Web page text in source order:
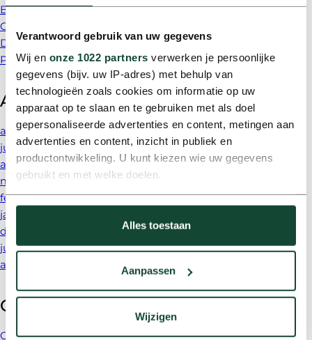
Verantwoord gebruik van uw gegevens
Wij en onze 1022 partners verwerken je persoonlijke
gegevens (bijv. uw IP-adres) met behulp van
technologieën zoals cookies om informatie op uw
apparaat op te slaan en te gebruiken met als doel
gepersonaliseerde advertenties en content, metingen aan
advertenties en content, inzicht in publiek en
productontwikkeling. U kunt kiezen wie uw gegevens
gebruikt en met welke doelen.
Als u het toestaat, willen we ook graag:
Informatie verzamelen over uw geografische locatie,
die tot een paar meter nauwkeurig kan zijn
op specifieke eigenschappen (fingerprinting)
Lees meer over hoe uw persoonlijke gegevens worden
verwerkt en stel uw voorkeuren in het
Alles toestaan
Aanpassen
Wijzigen
Bedankt nieuwe klant
Cookie beleid
Disclaimer
Privacy beleid
Archieven
augustus 2026
juli 2026
april 2026
maart 2026
februari 2026
januari 2026
december 2025
juni 2025
april 2025
Categorieën
Cases(7)